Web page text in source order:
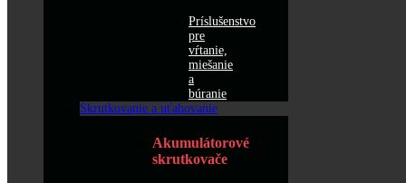
Príslušenstvo
pre
vŕtanie,
miešanie
a
búranie
Skrutkovanie a uťahovanie
Akumulátorové
skrutkovače